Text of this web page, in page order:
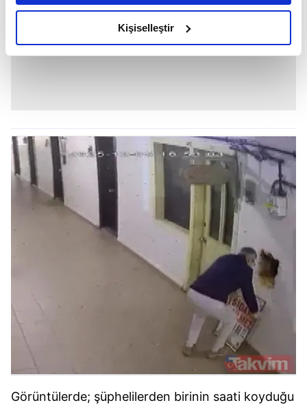
amacımızın size daha iyi bir reklam deneyimi sunmak
olduğunu ve sizlere en iyi içerikleri sunabilmek adına
elimizden gelen çabayı gösterdiğimizi ve bu noktada,
reklamların maliyetlerimizi karşılamak noktasında tek gelir
Her halükârda, kullanıcılar, bu çerezlere izin vermedikleri
gösterilmeyecektir."
Sizlere daha iyi bir hizmet sunabilmek için İnternet
Sitemizde kendimize ve üçüncü kişilere ait çerezler
kullanılmaktadır. Bu çerezler vasıtasıyla çeşitli kişisel
verileriniz işlenmekte olup gerekli olan çerezler bilgi
toplumu hizmetlerinin sunulması amacıyla
kullanılmaktadır. Diğer çerezler, sitemizin daha işlevsel
kılınması ve kişiselleştirilmesi ve sizlere yönelik
reklam/pazarlama faaliyetlerinin yapılması, amaçlarıyla
sınırlı olarak açık rızanız dahilinde kullanılacaktır.
Çerezlere ilişkin tercihlerinizi aşağıda yer alan panel
vasıtasıyla belirleyebilirsiniz. Çerezlere ilişkin detaylı bilgi
için Ayarlar butonuna tıklayabilir,Çerez Bilgilendirme
Kişiselleştir
Görüntülerde; şüphelilerden birinin saati koyduğu